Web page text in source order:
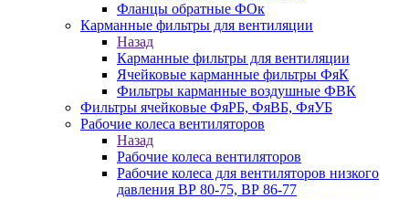
Фланцы обратные ФОк
Карманные фильтры для вентиляции
Назад
Карманные фильтры для вентиляции
Ячейковые карманные фильтры ФяК
Фильтры карманные воздушные ФВК
Фильтры ячейковые ФяРБ, ФяВБ, ФяУБ
Рабочие колеса вентиляторов
Назад
Рабочие колеса вентиляторов
Рабочие колеса для вентиляторов низкого
давления ВР 80-75, ВР 86-77